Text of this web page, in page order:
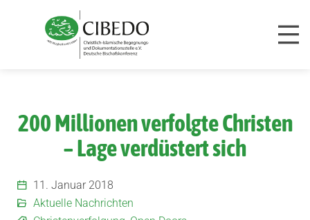
200 Millionen verfolgte Christen
– Lage verdüstert sich
11. Januar 2018
Aktuelle Nachrichten